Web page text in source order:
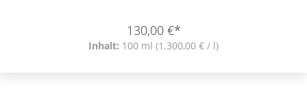
130,00 €*
Inhalt: 100 ml (1.300,00 € / l)